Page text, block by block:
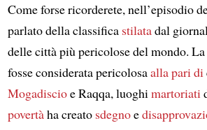
Come forse ricorderete, nell’episodio
parlato della classifica stilatadal
delle città più pericolose del mondo.
fosse considerata pericolosaalla pari di
Mogadiscioe Raqqa, luoghimartoriati
povertàha creato sdegnoe